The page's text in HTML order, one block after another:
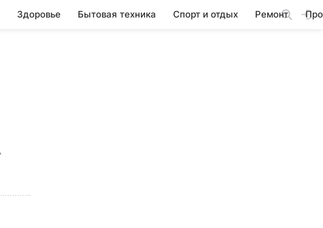
Здоровье Бытовая техника Спорт и отдых Ремонт